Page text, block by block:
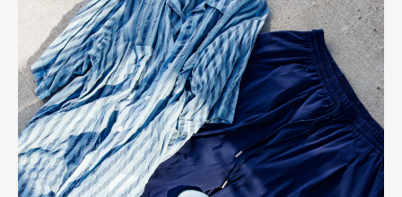
Pen Membership
Magazine
Official Columnist
About
Contact
Pen Meet
Pen international Pen tw